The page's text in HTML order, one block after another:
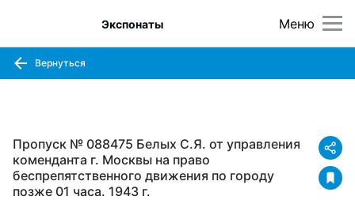
Меню
Экспонаты
Вернуться
Пропуск № 088475 Белых С.Я. от управления
коменданта г. Москвы на право
беспрепятственного движения по городу
позже 01 часа. 1943 г.